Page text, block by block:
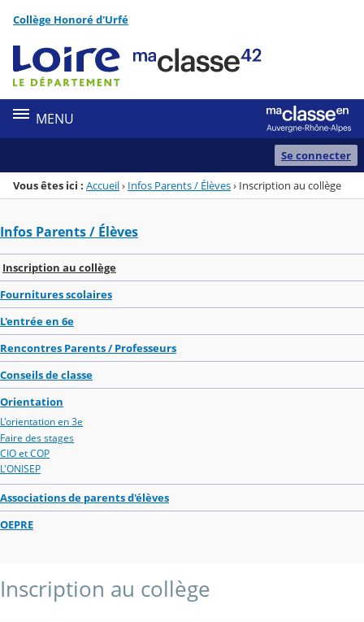
Menu de la rubrique
Contenu
Collège Honoré d'Urfé
MENU
Se connecter
Vous êtes ici : Accueil› Infos Parents / Élèves› Inscription au collège
Infos Parents / Élèves
Inscription au collège
Fournitures scolaires
L'entrée en 6e
Rencontres Parents / Professeurs
Conseils de classe
Orientation
L'orientation en 3e
Faire des stages
CIO et COP
L'ONISEP
Associations de parents d'élèves
OEPRE
Inscription au collège